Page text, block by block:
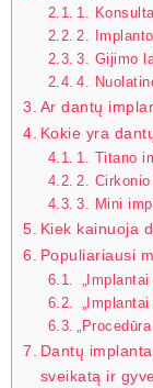
1.
2.
3. Gijimo
4.
Ar dantų
Kokie yra
1. Titano
2.
3. Mini
Kiek kainuoja
Populiariausi
Dantų
sveikatą ir